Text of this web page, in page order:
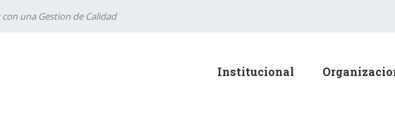
una Gestion de Calidad
Institucional